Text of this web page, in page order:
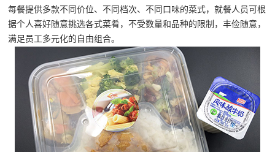
每餐提供多款不同价位、不同档次、不同口味的菜式，就餐人员可根
据个人喜好随意挑选各式菜肴，不受数量和品种的限制，丰俭随意，
满足员工多元化的自由组合。